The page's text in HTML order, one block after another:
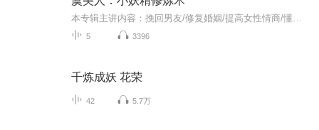
5 3396
千炼成妖 花荣
42 5.7万